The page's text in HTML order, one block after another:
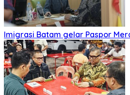
Imigrasi Batam gelar Paspor